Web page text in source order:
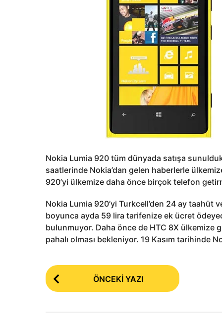
Nokia Lumia 920 tüm dünyada satışa
saatlerinde Nokia’dan gelen haberlerle
920’yi ülkemize daha önce birçok telefon
Nokia Lumia 920’yi Turkcell’den 24 ay
boyunca ayda 59 lira tarifenize ek ücret
bulunmuyor. Daha önce de HTC 8X ülkemize
pahalı olması bekleniyor. 19 Kasım tarihinde
P
o
ÖNCEKI YAZI